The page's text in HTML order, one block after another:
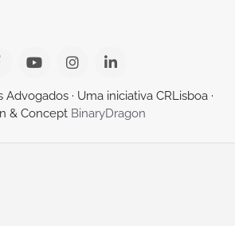
· Uma iniciativa CRLisboa ·
& Concept BinaryDragon